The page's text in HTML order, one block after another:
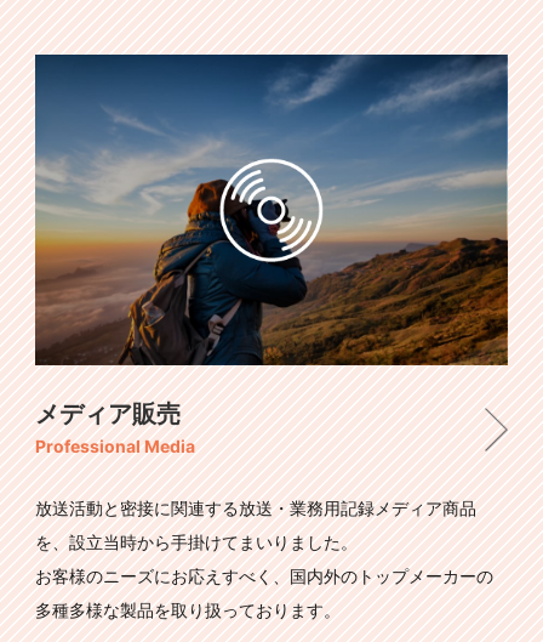
メディア販売
Professional Media
放送活動と密接に関連する放送・業務用記録メディア商品
を、設立当時から手掛けてまいりました。
お客様のニーズにお応えすべく、国内外のトップメーカーの
多種多様な製品を取り扱っております。